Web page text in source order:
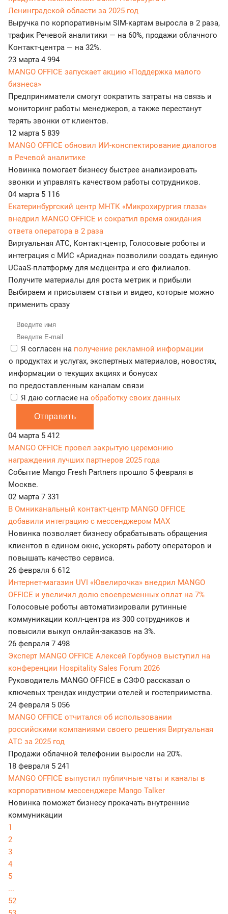
Ленинградской области за 2025 год
Выручка по корпоративным SIM-картам выросла в 2 раза,
трафик Речевой аналитики — на 60%, продажи облачного
Контакт-центра — на 32%.
23 марта 4 994
MANGO OFFICE запускает акцию «Поддержка малого
бизнеса»
Предприниматели смогут сократить затраты на связь и
мониторинг работы менеджеров, а также перестанут
терять звонки от клиентов.
12 марта 5 839
MANGO OFFICE обновил ИИ-конспектирование диалогов
в Речевой аналитике
Новинка помогает бизнесу быстрее анализировать
звонки и управлять качеством работы сотрудников.
04 марта 5 116
Екатеринбургский центр МНТК «Микрохирургия глаза»
внедрил MANGO OFFICE и сократил время ожидания
ответа оператора в 2 раза
Виртуальная АТС, Контакт-центр, Голосовые роботы и
интеграция с МИС «Ариадна» позволили создать единую
UCaaS-платформу для медцентра и его филиалов.
Получите материалы для роста метрик и прибыли
Выбираем и присылаем статьи и видео, которые можно
применить сразу
Я согласен на получение рекламной информации
о продуктах и услугах, экспертных материалов, новостях,
информации о текущих акциях и бонусах
по предоставленным каналам связи
Я даю согласие на обработку своих данных
Отправить
04 марта 5 412
MANGO OFFICE провел закрытую церемонию
награждения лучших партнеров 2025 года
Событие Mango Fresh Partners прошло 5 февраля в
Москве.
02 марта 7 331
В Омниканальный контакт-центр MANGO OFFICE
добавили интеграцию с мессенджером MAX
Новинка позволяет бизнесу обрабатывать обращения
клиентов в едином окне, ускорять работу операторов и
повышать качество сервиса.
26 февраля 6 612
Интернет-магазин UVI «Ювелирочка» внедрил MANGO
OFFICE и увеличил долю своевременных оплат на 7%
Голосовые роботы автоматизировали рутинные
коммуникации колл-центра из 300 сотрудников и
повысили выкуп онлайн-заказов на 3%.
26 февраля 7 498
Эксперт MANGO OFFICE Алексей Горбунов выступил на
конференции Hospitality Sales Forum 2026
Руководитель MANGO OFFICE в СЗФО рассказал о
ключевых трендах индустрии отелей и гостеприимства.
24 февраля 5 056
MANGO OFFICE отчитался об использовании
российскими компаниями своего решения Виртуальная
АТС за 2025 год
Продажи облачной телефонии выросли на 20%.
18 февраля 5 241
MANGO OFFICE выпустил публичные чаты и каналы в
корпоративном мессенджере Mango Talker
Новинка поможет бизнесу прокачать внутренние
коммуникации
1
2
3
4
5
...
52